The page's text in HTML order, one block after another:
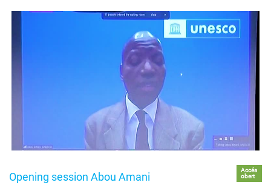
Opening session Abou Amani
Accés
obert